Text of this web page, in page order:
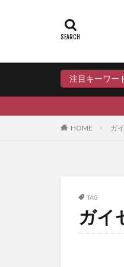
注目キーワー
HOME ガ
TAG
ガイ